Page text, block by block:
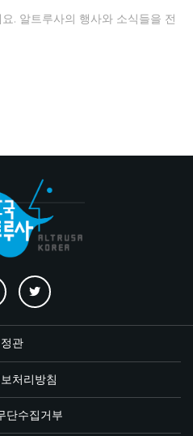
. 알트루사의 행사와 소식들을 전
정관
처리방침
단수집거부